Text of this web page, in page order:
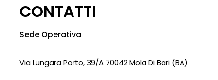
CONTATTI
Sede Operativa
Via Lungara Porto, 39/A 70042 Mola Di Bari (BA)